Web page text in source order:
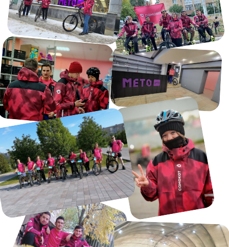
Выплаты каждую неделю
04
Комната отдыха с кухней
и всеми удобствами
05
Свободный график
доставки